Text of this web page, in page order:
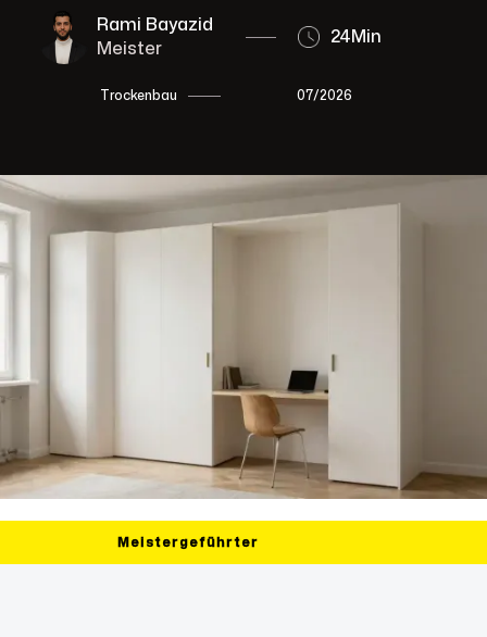
Rami Bayazid
Meister
24Min
Trockenbau 07/2026
Meistergeführter